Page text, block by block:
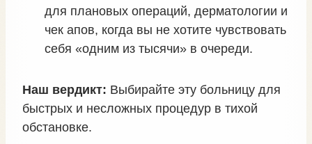
для плановых операций, дерматологии и
чек апов, когда вы не хотите чувствовать
себя «одним из тысячи» в очереди.
Наш вердикт: Выбирайте эту больницу для
быстрых и несложных процедур в тихой
обстановке.